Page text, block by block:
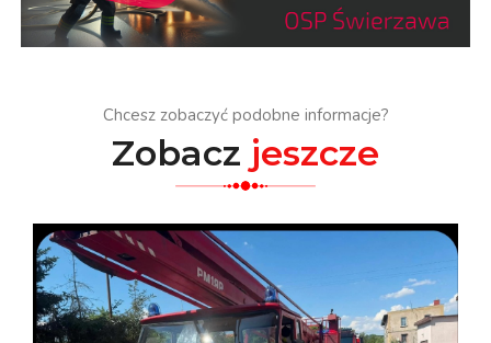
Chcesz zobaczyć podobne informacje?
Zobacz jeszcze